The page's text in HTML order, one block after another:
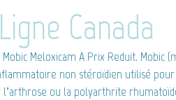
Canada
Meloxicam A Prix Reduit. Mobic
non stéroïdien utilisé
l’arthrose ou la polyarthrite